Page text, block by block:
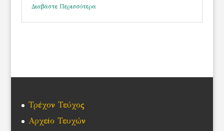
Διαβάστε Περισσότερα
Τρέχον Τεύχος
Αρχείο Τευχών